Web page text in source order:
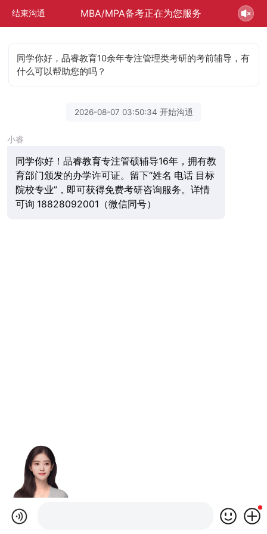
结束沟通 MBA/MPA备考正在为您服务
同学你好，品睿教育10余年专注管理类考研的考前辅导，有
什么可以帮助您的吗？
2026-08-07 03:50:34 开始沟通
小睿
同学你好！品睿教育专注管硕辅导16年，拥有教
育部门颁发的办学许可证。留下“姓名 电话 目标
院校专业”，即可获得免费考研咨询服务。详情
可询 18828092001（微信同号）